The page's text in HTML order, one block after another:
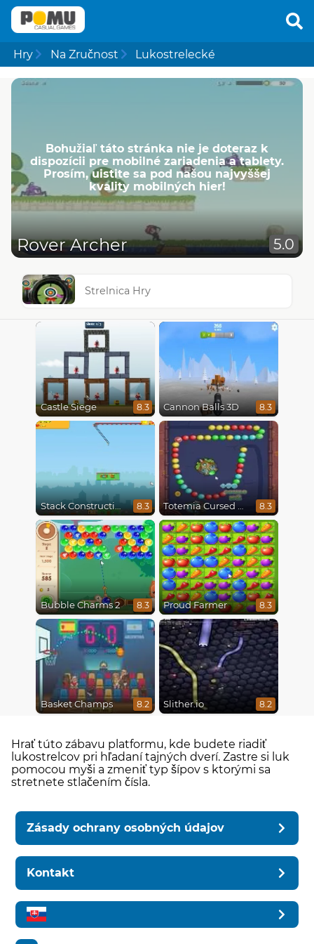
Hry Na Zručnost Lukostrelecké
Bohužiaľ táto stránka nie je doteraz k
dispozícii pre mobilné zariadenia a tablety.
Prosím, uistite sa pod našou najvyššej
kvality mobilných hier!
Rover Archer 5.0
Strelnica Hry
Castle Siege 8.3 Cannon Balls 3D 8.3
Stack Construction 8.3 Totemia Cursed Marbles 8.3
Bubble Charms 2 8.3 Proud Farmer 8.3
Basket Champs 8.2 Slither.io 8.2
Hrať túto zábavu platformu, kde budete riadiť
lukostrelcov pri hľadaní tajných dverí. Zastre si luk
pomocou myši a zmeniť typ šípov s ktorými sa
stretnete stlačením čísla.
Zásady ochrany osobných údajov
Kontakt